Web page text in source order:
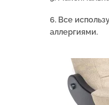
6. Все
аллергиями.